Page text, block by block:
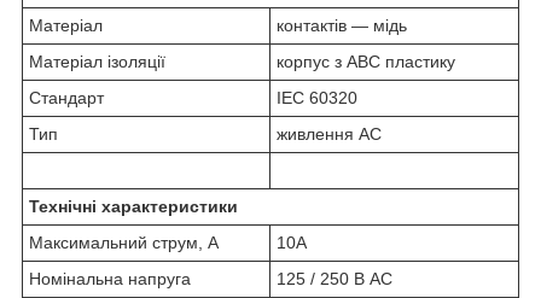
Матеріал
контактів — мідь
Матеріал ізоляції
корпус з ABC пластику
Стандарт
IEC 60320
Тип
живлення AC
Технічні характеристики
Максимальний струм, А
10A
Номінальна напруга
125 / 250 В AC